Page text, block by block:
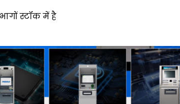
स्टॉक में है